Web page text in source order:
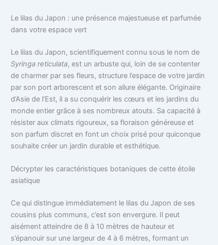
Le lilas du Japon : une présence majestueuse et parfumée
dans votre espace vert
Le lilas du Japon, scientifiquement connu sous le nom de
Syringa reticulata, est un arbuste qui, loin de se contenter
de charmer par ses fleurs, structure l’espace de votre jardin
par son port arborescent et son allure élégante. Originaire
d’Asie de l’Est, il a su conquérir les cœurs et les jardins du
monde entier grâce à ses nombreux atouts. Sa capacité à
résister aux climats rigoureux, sa floraison généreuse et
son parfum discret en font un choix prisé pour quiconque
souhaite créer un jardin durable et esthétique.
Décrypter les caractéristiques botaniques de cette étoile
asiatique
Ce qui distingue immédiatement le lilas du Japon de ses
cousins plus communs, c’est son envergure. Il peut
aisément atteindre de 8 à 10 mètres de hauteur et
s’épanouir sur une largeur de 4 à 6 mètres, formant un